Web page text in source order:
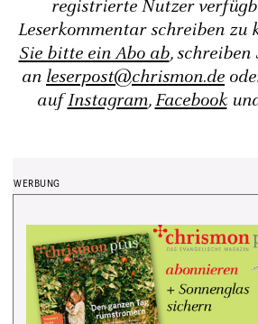
registrierte Nutzer
Leserkommentar schreiben zu
Sie bitte ein Abo ab,
an leserpost@chrismon.de
aufInstagram,Facebook